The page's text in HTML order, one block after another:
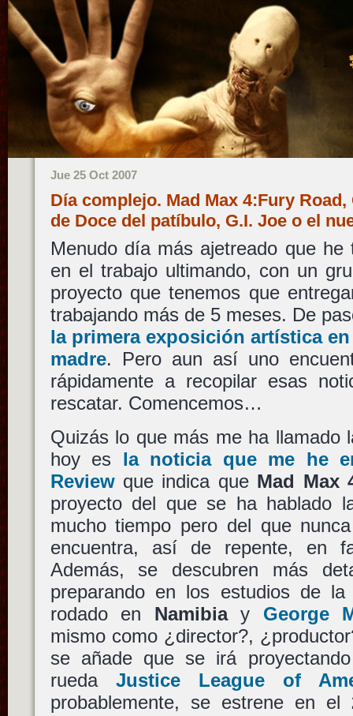
Jue 25 Oct 2007
Día complejo. Mad Max 4:Fury
de Doce del patíbulo, G.I. Joe o el
Menudo día más ajetreado que
en el trabajo ultimando, con un
proyecto que tenemos que
trabajando más de 5 meses. De
la primera exposición artística
madre. Pero aun así uno
rápidamente a recopilar esas
rescatar. Comencemos…
Quizás lo que más me ha llamado
hoy es la noticia que me he
Reviewque indica que Mad Max
proyecto del que se ha hablado
mucho tiempo pero del que
encuentra, así de repente, en
Además, se descubren más
preparando en los estudios de
rodado en Namibiay George
mismo como ¿director?,
se añade que se irá
rueda Justice League of
probablemente, se estrene en el